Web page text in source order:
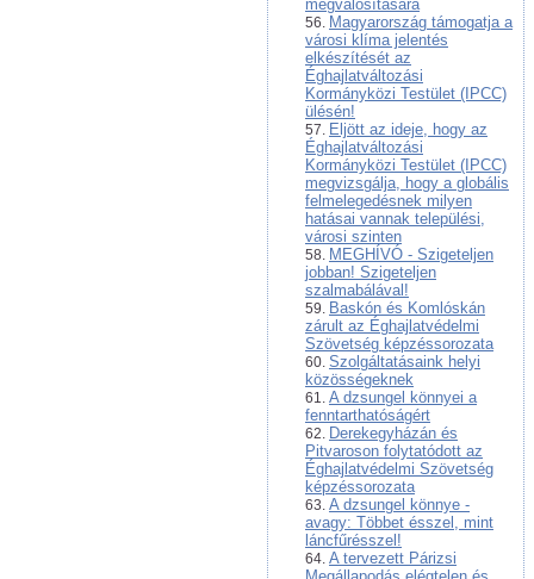
megvalósítására
Magyarország támogatja a
városi klíma jelentés
elkészítését az
Éghajlatváltozási
Kormányközi Testület (IPCC)
ülésén!
Eljött az ideje, hogy az
Éghajlatváltozási
Kormányközi Testület (IPCC)
megvizsgálja, hogy a globális
felmelegedésnek milyen
hatásai vannak települési,
városi szinten
MEGHÍVÓ - Szigeteljen
jobban! Szigeteljen
szalmabálával!
Baskón és Komlóskán
zárult az Éghajlatvédelmi
Szövetség képzéssorozata
Szolgáltatásaink helyi
közösségeknek
A dzsungel könnyei a
fenntarthatóságért
Derekegyházán és
Pitvaroson folytatódott az
Éghajlatvédelmi Szövetség
képzéssorozata
A dzsungel könnye -
avagy: Többet ésszel, mint
láncfűrésszel!
A tervezett Párizsi